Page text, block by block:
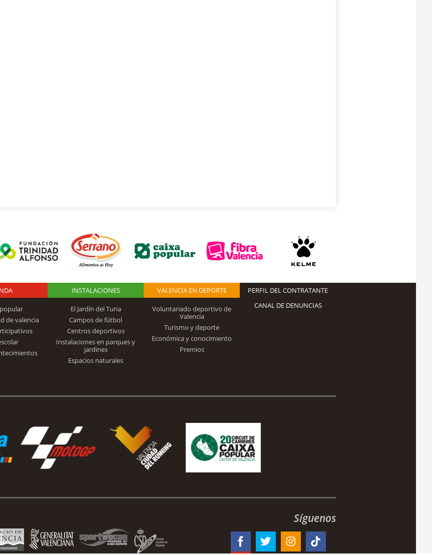
Logo Fundación
Trinidad Alfonso
de valencia
INSTALACIONES
El Jardín del Turia
Campos de fútbol
Centros deportivos
Instalaciones en parques y
jardines
Espacios naturales
VALENCIA EN DEPORTE
Voluntariado deportivo de
Valencia
Turismo y deporte
Económica y conocimiento
Premios
PERFIL DEL CONTRATANTE
CANAL DE DENUNCIAS
Síguenos